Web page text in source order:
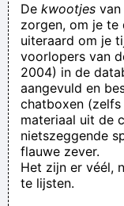
Polle Pap
naar binnen,
Ik heb stress
De kwootjes
zorgen, om je te
uiteraard om je
voorlopers van
2004) in de
aangevuld en
chatboxen
materiaal uit de
nietszeggende
flauwe zever.
Het zijn er véél,
te lijsten.